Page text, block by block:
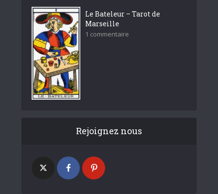
Le Bateleur – Tarot de
Marseille
1 commentaire
Rejoignez nous